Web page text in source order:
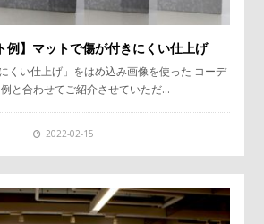
例】マットで傷が付きにくい仕上げ
くい仕上げ」をはめ込み画像を使った コーデ
と合わせてご紹介させていただ…
2022-02-15